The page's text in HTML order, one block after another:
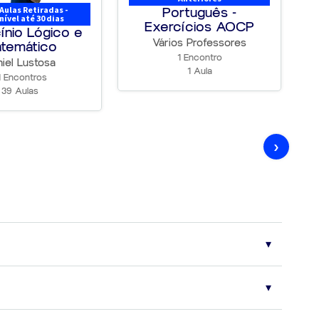
11 ENCONTROS
21 Aulas
Retiradas -
até 30 dias
Lógico e
Lustosa
Encontros
39 Aulas
Português -
Exercícios AOCP
Vários Professores
1 Encontro
1 Aula
›
principais bancas examinadoras. Eventuais modificações no